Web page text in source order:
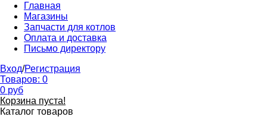
Главная
Магазины
Запчасти для котлов
Оплата и доставка
Письмо директору
Вход/Регистрация
Товаров: 0
0 руб
Корзина пуста!
Каталог товаров